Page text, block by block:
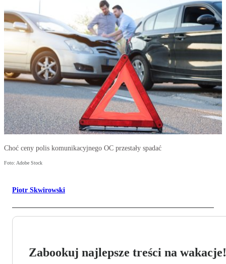
Choć ceny polis komunikacyjnego OC przestały spadać
Foto: Adobe Stock
Piotr Skwirowski
Zabookuj najlepsze treści na wakacje!